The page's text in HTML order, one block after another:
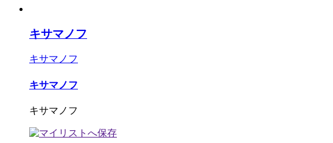
キサマノフ
キサマノフ
キサマノフ
キサマノフ